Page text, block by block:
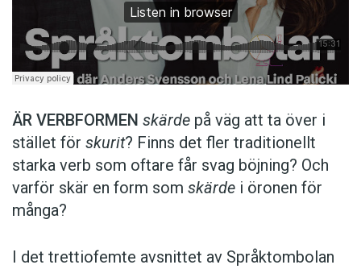
ÄR VERBFORMEN skärde på väg att ta över i
stället för skurit? Finns det fler traditionellt
starka verb som oftare får svag böjning? Och
varför skär en form som skärde i öronen för
många?
I det trettiofemte avsnittet av Språktombolan